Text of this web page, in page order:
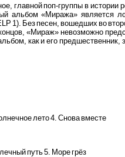
главной поп-группы в
альбом «Миража» является
1). Без песен, вошедших во
«Мираж» невозможно
как и его
лето 4. Снова вместе
путь 5. Море грёз